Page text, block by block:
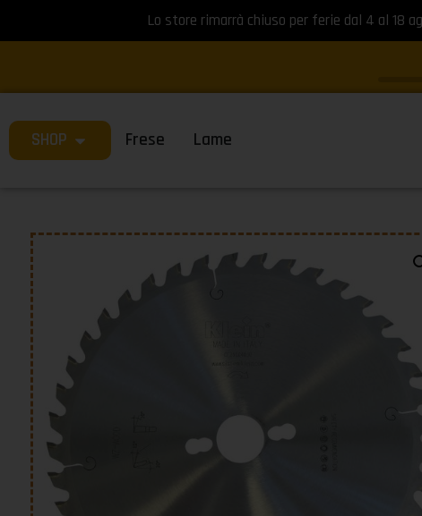
Lo store rimarrà chiuso per ferie dal 4 al 18
SHOP Frese Lame